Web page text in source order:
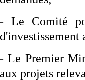
- Le Comité
d'investissement
- Le Premier
aux projets